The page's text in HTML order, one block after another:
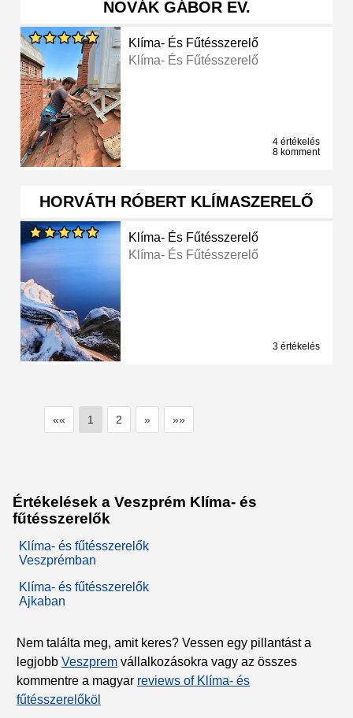
NOVÁK GÁBOR EV.
Klíma- És Fűtésszerelő
Klíma- És Fűtésszerelő
4 értékelés
8 komment
HORVÁTH RÓBERT KLÍMASZERELŐ
Klíma- És Fűtésszerelő
Klíma- És Fűtésszerelő
3 értékelés
«« 1 2 » »»
Értékelések a Veszprém Klíma- és
fűtésszerelők
Klíma- és fűtésszerelők
Veszprémban
Klíma- és fűtésszerelők
Ajkaban
Nem találta meg, amit keres? Vessen egy pillantást a
legjobb Veszprem vállalkozásokra vagy az összes
kommentre a magyar reviews of Klíma- és
fűtésszerelőköl